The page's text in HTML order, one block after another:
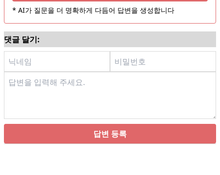
* AI가 질문을 더 명확하게 다듬어 답변을 생성합니다
댓글 달기:
답변 등록